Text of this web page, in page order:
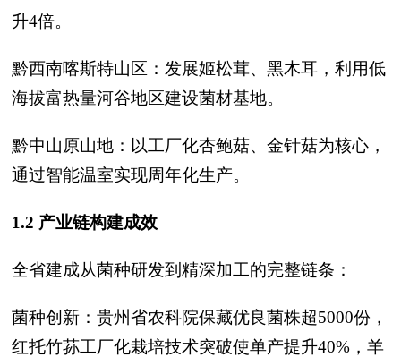
升4倍。
黔西南喀斯特山区：发展姬松茸、黑木耳，利用低
海拔富热量河谷地区建设菌材基地。
黔中山原山地：以工厂化杏鲍菇、金针菇为核心，
通过智能温室实现周年化生产。
1.2 产业链构建成效
全省建成从菌种研发到精深加工的完整链条：
菌种创新：贵州省农科院保藏优良菌株超5000份，
红托竹荪工厂化栽培技术突破使单产提升40%，羊